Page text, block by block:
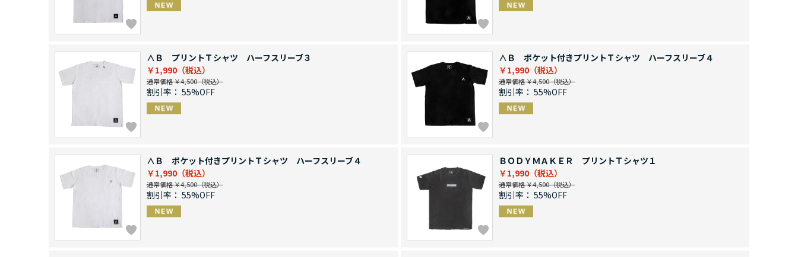
∧Ｂ プリントＴシャツ ハーフスリーブ３
￥1,990
通常価格 ￥4,500
割引率： 55%OFF
∧Ｂ ポケット付きプリントＴシャツ ハーフスリーブ４
￥1,990
通常価格 ￥4,500
割引率： 55%OFF
∧Ｂ ポケット付きプリントＴシャツ ハーフスリーブ４
￥1,990
通常価格 ￥4,500
割引率： 55%OFF
ＢＯＤＹＭＡＫＥＲ プリントＴシャツ１
￥1,990
通常価格 ￥4,500
割引率： 55%OFF